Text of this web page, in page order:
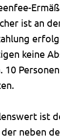
ist an
keine
10
ist
, der neben